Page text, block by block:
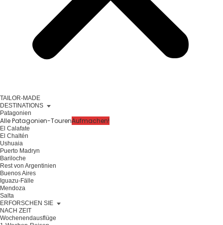
TAILOR-MADE
DESTINATIONS
Patagonien
Alle Patagonien-TourenAufmachen!
El Calafate
El Chaltén
Ushuaia
Puerto Madryn
Bariloche
Rest von Argentinien
Buenos Aires
Iguazu-Fälle
Mendoza
Salta
ERFORSCHEN SIE
NACH ZEIT
Wochenendausflüge